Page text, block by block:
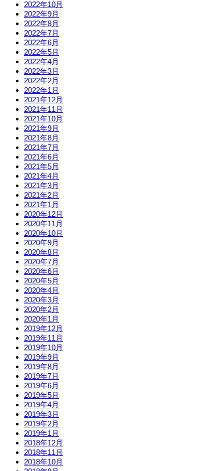
2022年10月
2022年9月
2022年8月
2022年7月
2022年6月
2022年5月
2022年4月
2022年3月
2022年2月
2022年1月
2021年12月
2021年11月
2021年10月
2021年9月
2021年8月
2021年7月
2021年6月
2021年5月
2021年4月
2021年3月
2021年2月
2021年1月
2020年12月
2020年11月
2020年10月
2020年9月
2020年8月
2020年7月
2020年6月
2020年5月
2020年4月
2020年3月
2020年2月
2020年1月
2019年12月
2019年11月
2019年10月
2019年9月
2019年8月
2019年7月
2019年6月
2019年5月
2019年4月
2019年3月
2019年2月
2019年1月
2018年12月
2018年11月
2018年10月